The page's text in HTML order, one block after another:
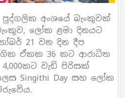
පුද්ගලික අංශයේ බැංකුවක්
ලෝක ළමා දිනයට
21 වන දින දීප
ඒකක 36 කට ආරාධිත
වැඩි පිරිසක්
Singithi Day සහ ලෝක